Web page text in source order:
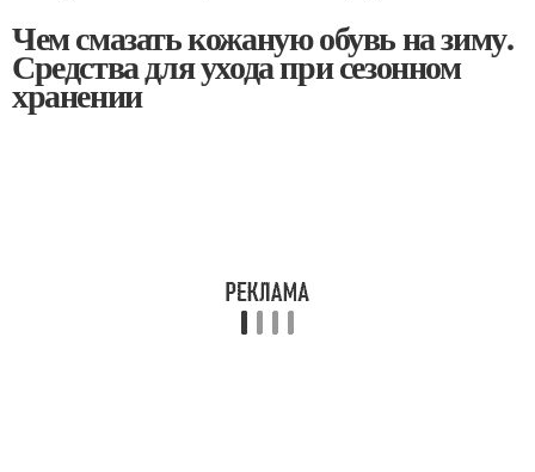
Чем смазать кожаную обувь на зиму.
Средства для ухода при сезонном
хранении